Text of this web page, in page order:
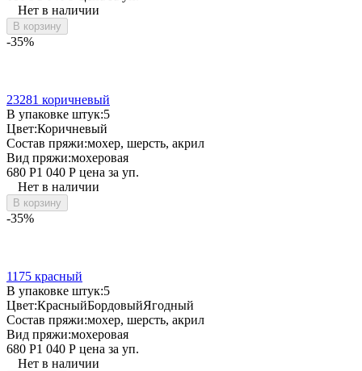
Нет в наличии
В корзину
-35%
23281 коричневый
В упаковке штук:5
Цвет:Коричневый
Состав пряжи:мохер, шерсть, акрил
Вид пряжи:мохеровая
680 Р1 040 Р цена за уп.
Нет в наличии
В корзину
-35%
1175 красный
В упаковке штук:5
Цвет:КрасныйБордовыйЯгодный
Состав пряжи:мохер, шерсть, акрил
Вид пряжи:мохеровая
680 Р1 040 Р цена за уп.
Нет в наличии